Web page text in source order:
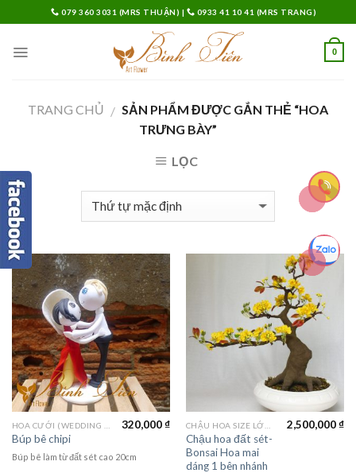
to
content
079 360 3031 (MRS THUẬN) | 0933 41 10 41 (MRS TRANG)
0
TRANG CHỦ / SẢN PHẨM ĐƯỢC GẮN THẺ “HOA
TRƯNG BÀY”
LỌC
Búp bê chipi
320,000₫
Búp bê làm từ đất sét cao 20cm
Chậu hoa đất sét-
Bonsai Hoa mai
dáng 1 bên nhánh
2,500,000₫